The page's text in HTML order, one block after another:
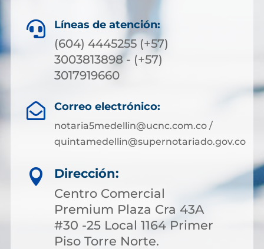
 Líneas de atención:
(604) 4445255 (+57)
3003813898 - (+57)
3017919660
 Correo electrónico:
notaria5medellin@ucnc.com.co /
quintamedellin@supernotariado.gov.co

Dirección:
Centro Comercial
Premium Plaza Cra 43A
#30 -25 Local 1164 Primer
Piso Torre Norte.